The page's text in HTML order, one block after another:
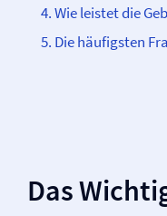
Wie leistet die
Die häufigsten
Das